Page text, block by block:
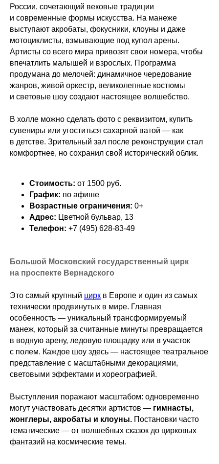
России, сочетающий вековые традиции
и современные формы искусства. На манеже
выступают акробаты, фокусники, клоуны и даже
мотоциклисты, взмывающие под купол арены.
Артисты со всего мира привозят свои номера, чтобы
впечатлить малышей и взрослых. Программа
продумана до мелочей: динамичное чередование
жанров, живой оркестр, великолепные костюмы
и световые шоу создают настоящее волшебство.
В холле можно сделать фото с реквизитом, купить
сувениры или угоститься сахарной ватой — как
в детстве. Зрительный зал после реконструкции стал
комфортнее, но сохранил свой исторический облик.
Стоимость: от 1500 руб.
График: по афише
Возрастные ограничения: 0+
Адрес: Цветной бульвар, 13
Телефон: +7 (495) 628-83-49
Большой Московский государственный цирк
на проспекте Вернадского
Это самый крупный цирк в Европе и один из самых
технически продвинутых в мире. Главная
особенность — уникальный трансформируемый
манеж, который за считанные минуты превращается
в водную арену, ледовую площадку или в участок
с полем. Каждое шоу здесь — настоящее театральное
представление с масштабными декорациями,
световыми эффектами и хореографией.
Выступления поражают масштабом: одновременно
могут участвовать десятки артистов — гимнасты,
жонглеры, акробаты и клоуны. Постановки часто
тематические — от волшебных сказок до цирковых
фантазий на космические темы.